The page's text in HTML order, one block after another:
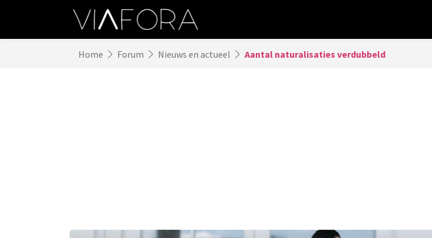
Home Forum Nieuws en actueel Aantal naturalisaties verdubbeld